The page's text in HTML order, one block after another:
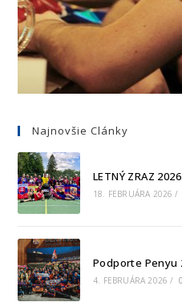
Najnovšie Clánky
LETNÝ ZRAZ 2026
18. FEBRUÁRA 2026 /
Podporte Penyu
4. FEBRUÁRA 2026 /